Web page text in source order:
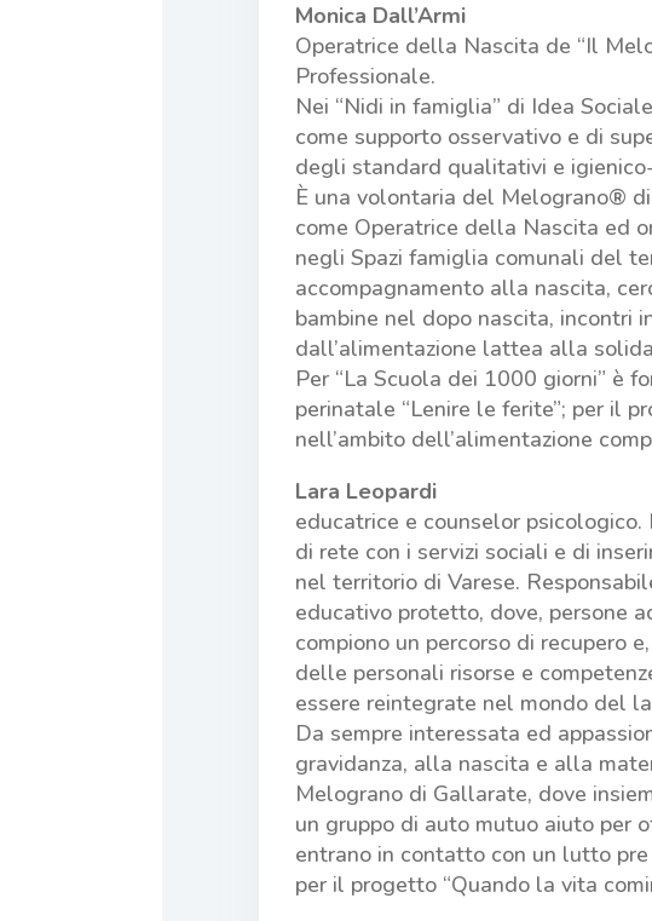
Monica Dall’Armi
Operatrice della Nascita de “Il
Professionale.
Nei “Nidi in famiglia” di Idea
come supporto osservativo e di
degli standard qualitativi e
È una volontaria del Melograno®
come Operatrice della Nascita ed
negli Spazi famiglia comunali del
accompagnamento alla nascita,
bambine nel dopo nascita, incontri
dall’alimentazione lattea alla
Per “La Scuola dei 1000 giorni” è
perinatale “Lenire le ferite”; per il
nell’ambito dell’alimentazione
Lara Leopardi
educatrice e counselor
di rete con i servizi sociali e di
nel territorio di Varese.
educativo protetto, dove, persone
compiono un percorso di recupero
delle personali risorse e
essere reintegrate nel mondo del
Da sempre interessata ed
gravidanza, alla nascita e alla
Melograno di Gallarate, dove
un gruppo di auto mutuo aiuto per
entrano in contatto con un lutto
per il progetto “Quando la vita